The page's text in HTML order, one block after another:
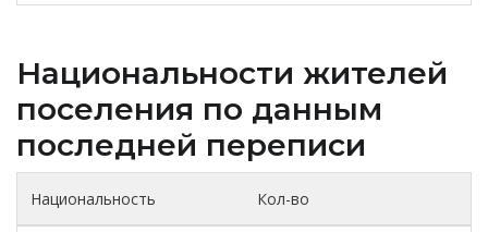
Национальности жителей
поселения по данным
последней переписи
Национальность Кол-во